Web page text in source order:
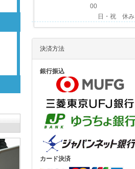
00
日・祝 休み
決済方法
銀行振込
カード決済